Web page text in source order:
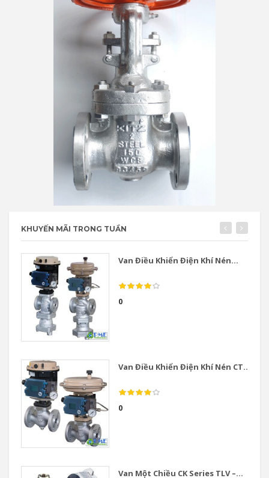
KHUYẾN MÃI TRONG TUẦN
Van Điều Khiển Điện Khí Nén...
0
Van Điều Khiển Điện Khí Nén CT...
0
Van Một Chiều CK Series TLV –...